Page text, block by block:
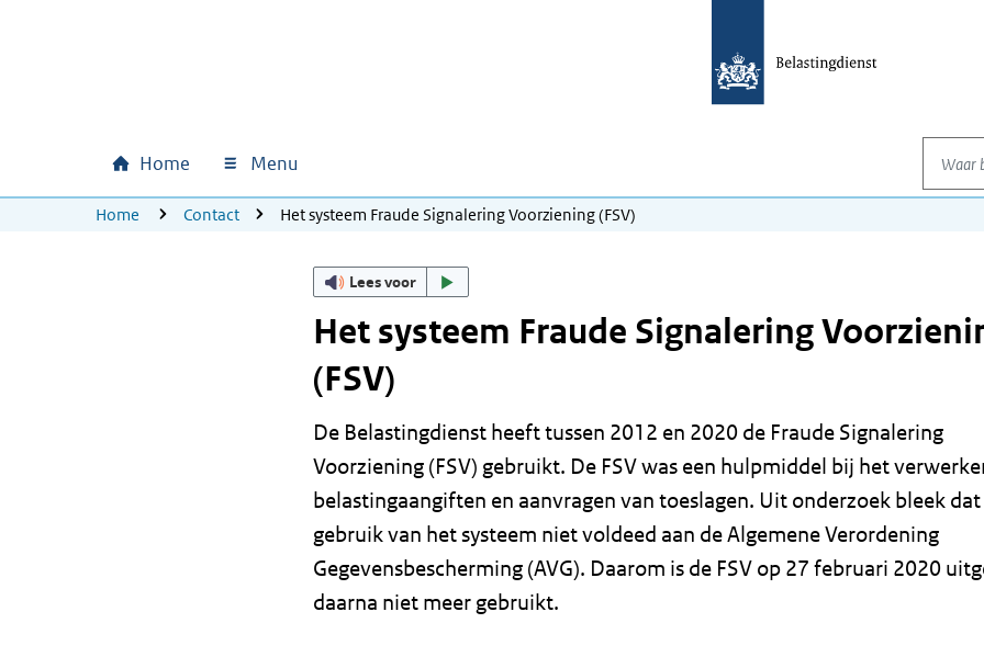
Hoofdnavigatie
Home Menu
Waar
U bevindt zich hier:
Home Contact Het systeem Fraude Signalering Voorziening (FSV)
Lees voor
Het systeem Fraude Signalering
(FSV)
De Belastingdienst heeft tussen 2012 en 2020 de Fraude Signalering
Voorziening (FSV) gebruikt. De FSV was een hulpmiddel bij het
belastingaangiften en aanvragen van toeslagen. Uit onderzoek bleek
gebruik van het systeem niet voldeed aan de Algemene Verordening
Gegevensbescherming (AVG). Daarom is de FSV op 27 februari 2020
daarna niet meer gebruikt.